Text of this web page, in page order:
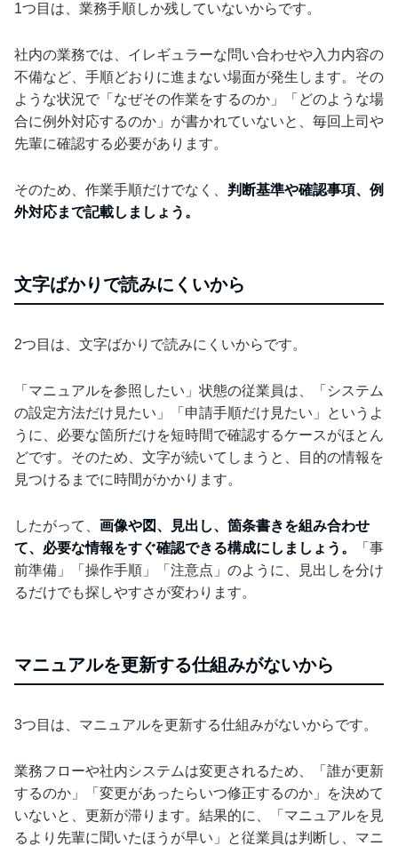
1つ目は、業務手順しか残していないからです。
社内の業務では、イレギュラーな問い合わせや入力内容の
不備など、手順どおりに進まない場面が発生します。その
ような状況で「なぜその作業をするのか」「どのような場
合に例外対応するのか」が書かれていないと、毎回上司や
先輩に確認する必要があります。
そのため、作業手順だけでなく、 判断基準や確認事項、例
外対応まで記載しましょう。
文字ばかりで読みにくいから
2つ目は、文字ばかりで読みにくいからです。
「マニュアルを参照したい」状態の従業員は、「システム
の設定方法だけ見たい」「申請手順だけ見たい」というよ
うに、必要な箇所だけを短時間で確認するケースがほとん
どです。そのため、文字が続いてしまうと、目的の情報を
見つけるまでに時間がかかります。
したがって、 画像や図、見出し、箇条書きを組み合わせ
て、必要な情報をすぐ確認できる構成にしましょう。
「事
前準備」「操作手順」「注意点」のように、見出しを分け
るだけでも探しやすさが変わります。
マニュアルを更新する仕組みがないから
3つ目は、マニュアルを更新する仕組みがないからです。
業務フローや社内システムは変更されるため、「誰が更新
するのか」「変更があったらいつ修正するのか」を決めて
いないと、更新が滞ります。結果的に、「マニュアルを見
るより先輩に聞いたほうが早い」と従業員は判断し、マニ